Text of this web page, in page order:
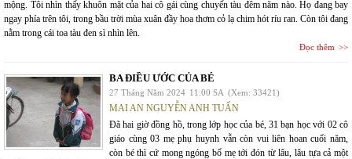
mộng. Tôi nhìn thấy khuôn mặt của hai cô gái cùng chuyến tàu đêm năm nào. Họ đang bay
ngay phía trên tôi, trong bầu trời mùa xuân đầy hoa thơm cỏ lạ chim hót ríu ran. Còn tôi đang
nằm trong cái toa tàu đen sì nhìn lên.
Đọc thêm
BA ĐIỀU ƯỚC CỦA BÉ
27 Tháng Năm 2024 11:00 SA (Xem: 33421)
MAI AN NGUYỄN ANH TUẤN
Đã hai giờ đồng hồ, trong lớp học của bé, 31 bạn học với 02 cô
giáo cùng 03 mẹ phụ huynh vẫn còn vui liên hoan cuối năm,
còn bé thì cứ mong ngóng bố mẹ tới đón từ lâu, lâu tựa cả một